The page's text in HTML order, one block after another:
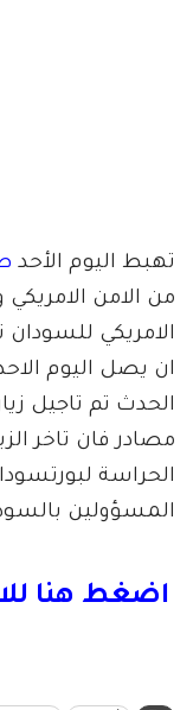
تهبط اليوم الأحد
من الامن
الامريكي للسودان
ان يصل اليوم
الحدث تم تاجيل
مصادر فان تاخر
الحراسة
المسؤولين
اضغط هنا